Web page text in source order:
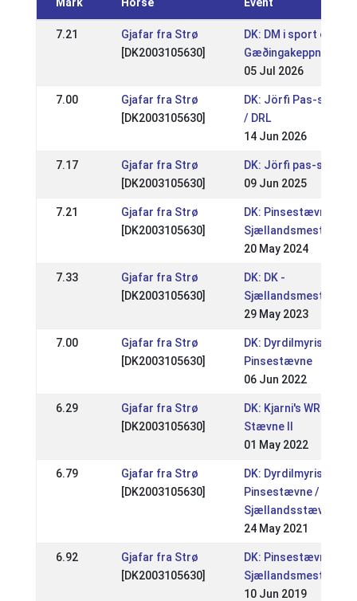
7.21
Gjafar fra Strø
[DK2003105630]
DK: DM i sport og
Gæðingakeppni 2026
05 Jul 2026
7.00
Gjafar fra Strø
[DK2003105630]
DK: Jörfi Pas-stævne
/ DRL
14 Jun 2026
7.17
Gjafar fra Strø
[DK2003105630]
DK: Jörfi pas-stævne
09 Jun 2025
7.21
Gjafar fra Strø
[DK2003105630]
DK: Pinsestævnet -
20 May 2024
7.33
Gjafar fra Strø
[DK2003105630]
DK: DK -
29 May 2023
7.00
Gjafar fra Strø
[DK2003105630]
DK: Dyrdilmyris
Pinsestævne
06 Jun 2022
6.29
Gjafar fra Strø
[DK2003105630]
DK: Kjarni's WRL / DRL
Stævne II
01 May 2022
6.79
Gjafar fra Strø
[DK2003105630]
DK: Dyrdilmyris
Pinsestævne /
Sjællandsstævne
24 May 2021
6.92
Gjafar fra Strø
[DK2003105630]
DK: Pinsestævne /
10 Jun 2019